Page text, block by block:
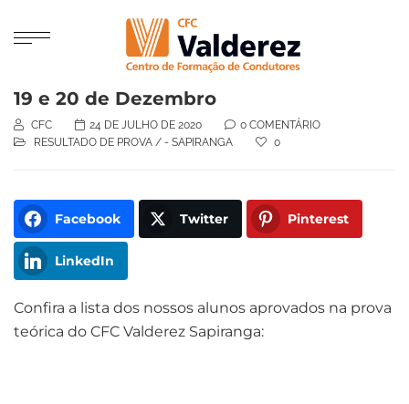
19 e 20 de Dezembro
CFC 24 DE JULHO DE 2020
0 COMENTÁRIO
RESULTADO DE PROVA / - SAPIRANGA 0
Facebook Twitter Pinterest
LinkedIn
Confira a lista dos nossos alunos aprovados na prova
teórica do CFC Valderez Sapiranga: